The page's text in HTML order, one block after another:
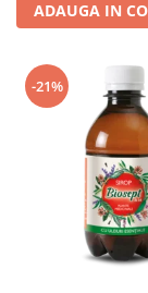
ADAUGA IN
-21%